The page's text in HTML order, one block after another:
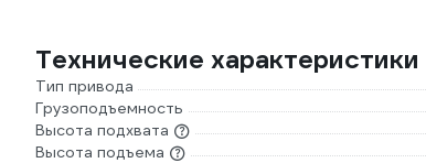
Технические
Тип привода
Грузоподъемность
Высота подхвата
Высота подъема